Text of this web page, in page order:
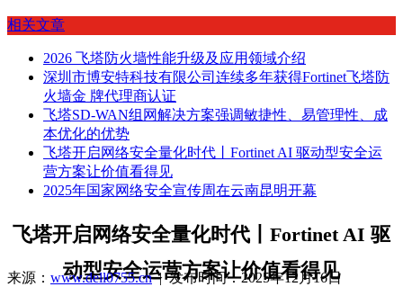
相关文章
2026 飞塔防火墙性能升级及应用领域介绍
深圳市博安特科技有限公司连续多年获得Fortinet飞塔防
火墙金 牌代理商认证
飞塔SD-WAN组网解决方案强调敏捷性、易管理性、成
本优化的优势
飞塔开启网络安全量化时代丨Fortinet AI 驱动型安全运
营方案让价值看得见
2025年国家网络安全宣传周在云南昆明开幕
飞塔开启网络安全量化时代丨Fortinet AI 驱
动型安全运营方案让价值看得见
来源： www.dell0755.cn| 发布时间：2025年12月16日